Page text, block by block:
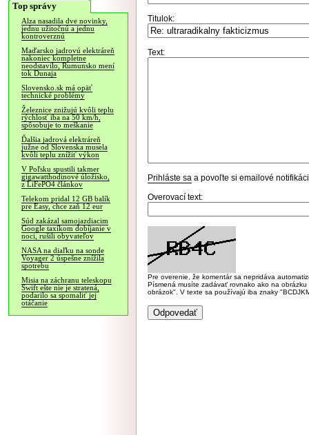
Top správy
Alza nasadila dve novinky,
jednu užitočnú a jednu
kontroverznú
Maďarsko jadrovú elektráreň
nakoniec kompletne
neodstavilo, Rumunsko mení
tok Dunaja
Slovensko.sk má opäť
technické problémy
Železnice znižujú kvôli teplu
rýchlosť iba na 50 km/h,
spôsobuje to meškanie
Ďalšia jadrová elektráreň
južne od Slovenska musela
kvôli teplu znížiť výkon
V Poľsku spustili takmer
gigawatthodinové úložisko,
z LiFePO4 článkov
Telekom pridal 12 GB balík
pre Easy, chce zaň 12 eur
Súd zakázal samojazdiacim
Google taxíkom dobíjanie v
noci, rušili obyvateľov
NASA na diaľku na sonde
Voyager 2 úspešne znížila
spotrebu
Misia na záchranu teleskopu
Swift ešte nie je stratená,
podarilo sa spomaliť jej
otáčanie
Titulok:
Text:
Prihláste sa a povoľte si emailové
Overovací text:
Pre overenie, že komentár sa nepridáva
Písmená musíte zadávať rovnako ako na
obrázok". V texte sa používajú iba znaky